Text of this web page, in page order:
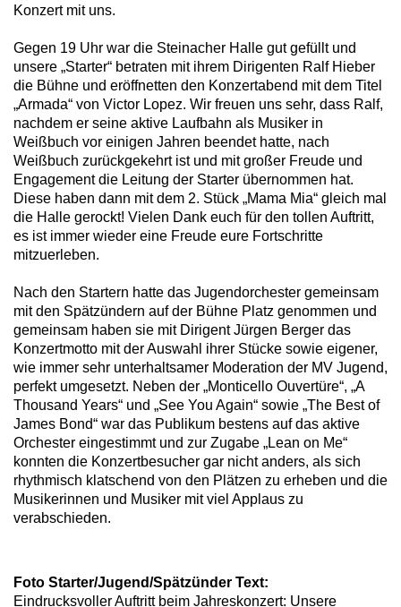
Konzert mit uns.
Gegen 19 Uhr war die Steinacher Halle gut gefüllt und
unsere „Starter“ betraten mit ihrem Dirigenten Ralf Hieber
die Bühne und eröffnetten den Konzertabend mit dem Titel
„Armada“ von Victor Lopez. Wir freuen uns sehr, dass Ralf,
nachdem er seine aktive Laufbahn als Musiker in
Weißbuch vor einigen Jahren beendet hatte, nach
Weißbuch zurückgekehrt ist und mit großer Freude und
Engagement die Leitung der Starter übernommen hat.
Diese haben dann mit dem 2. Stück „Mama Mia“ gleich mal
die Halle gerockt! Vielen Dank euch für den tollen Auftritt,
es ist immer wieder eine Freude eure Fortschritte
mitzuerleben.
Nach den Startern hatte das Jugendorchester gemeinsam
mit den Spätzündern auf der Bühne Platz genommen und
gemeinsam haben sie mit Dirigent Jürgen Berger das
Konzertmotto mit der Auswahl ihrer Stücke sowie eigener,
wie immer sehr unterhaltsamer Moderation der MV Jugend,
perfekt umgesetzt. Neben der „Monticello Ouvertüre“, „A
Thousand Years“ und „See You Again“ sowie „The Best of
James Bond“ war das Publikum bestens auf das aktive
Orchester eingestimmt und zur Zugabe „Lean on Me“
konnten die Konzertbesucher gar nicht anders, als sich
rhythmisch klatschend von den Plätzen zu erheben und die
Musikerinnen und Musiker mit viel Applaus zu
verabschieden.
Foto Starter/Jugend/Spätzünder Text:
Eindrucksvoller Auftritt beim Jahreskonzert: Unsere